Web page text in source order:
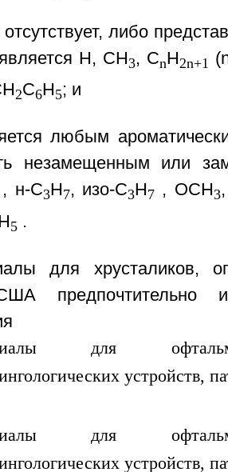
либо
H, CH3, CnH2n+1
2C6H5; и
любым
незамещенным или
, н-C3H7, изо-C3H7, OCH3
5 .
для хрусталиков,
предпочтительно